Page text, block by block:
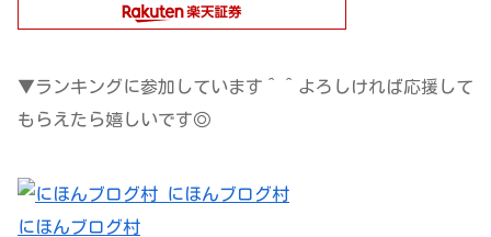
▼ランキングに参加しています＾＾よろしければ応援して
もらえたら嬉しいです◎
にほんブログ村